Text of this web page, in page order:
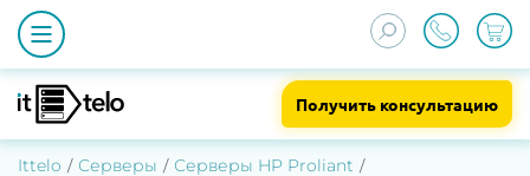
Получить консультацию
Ittelo Серверы Серверы HP Proliant